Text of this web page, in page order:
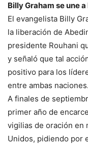
Billy Graham se une
El evangelista Billy
la liberación de
presidente Rouhani
y señaló que tal
positivo para los
entre ambas naciones.
A finales de
primer año de
vigilias de oración en
Unidos, pidiendo por